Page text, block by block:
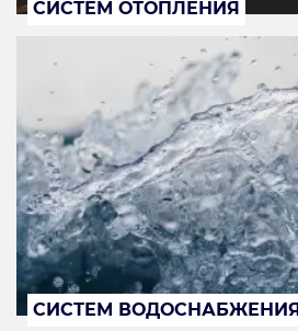
СИСТЕМ ОТОПЛЕНИЯ
СИСТЕМ ВОДОСНАБЖЕНИЯ